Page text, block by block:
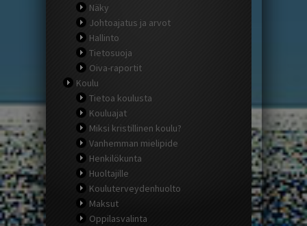
Näky
Johtoajatus ja arvot
Hallinto
Tietosuoja
Oiva-raportit
Koulu
Tietoa koulusta
Kouluajat
Miksi kristillinen koulu?
Vanhemman mielipide
Henkilökunta
Huoltajille
Kouluterveydenhuolto
Maksut
Oppilasvalinta